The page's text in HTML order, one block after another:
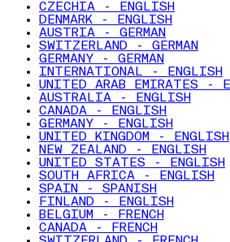
CZECHIA - ENGLISH
DENMARK - ENGLISH
AUSTRIA - GERMAN
SWITZERLAND - GERMAN
GERMANY - GERMAN
INTERNATIONAL - ENGLISH
UNITED ARAB EMIRATES -
AUSTRALIA - ENGLISH
CANADA - ENGLISH
GERMANY - ENGLISH
UNITED KINGDOM - ENGLISH
NEW ZEALAND - ENGLISH
UNITED STATES - ENGLISH
SOUTH AFRICA - ENGLISH
SPAIN - SPANISH
FINLAND - ENGLISH
BELGIUM - FRENCH
CANADA - FRENCH